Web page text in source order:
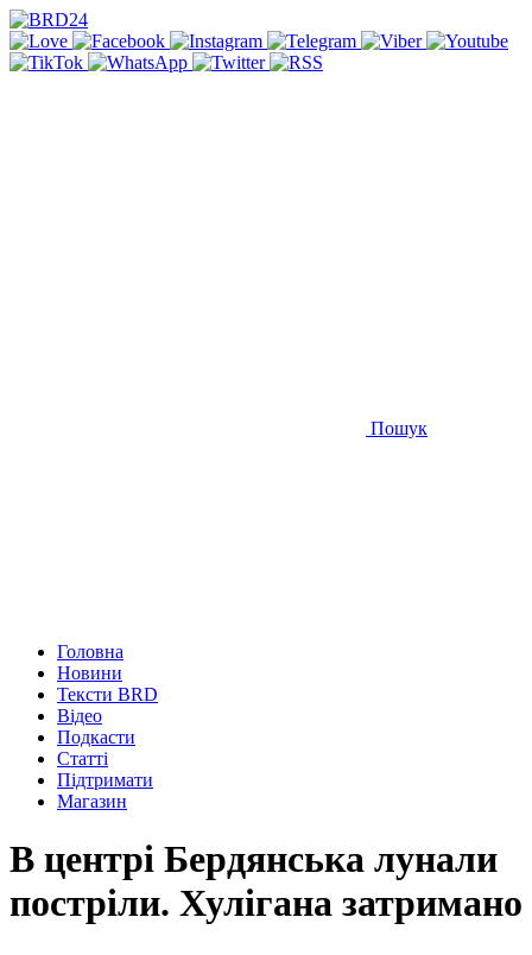
Пошук
Головна
Новини
Тексти BRD
Відео
Подкасти
Статті
Підтримати
Магазин
В центрі Бердянська лунали
постріли. Хулігана затримано